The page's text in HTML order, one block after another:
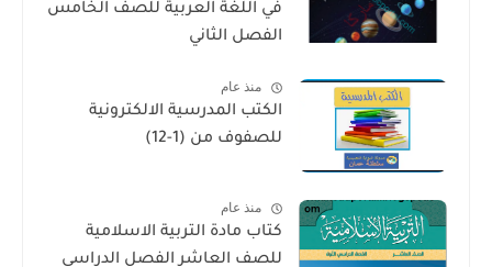
في اللغة العربية للصف الخامس
الفصل الثاني
منذ عام
الكتب المدرسية الالكترونية
للصفوف من (1-12)
منذ عام
كتاب مادة التربية الاسلامية
للصف العاشر الفصل الدراسي